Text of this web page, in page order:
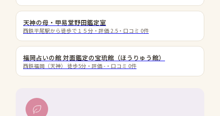
天神の母・甲易堂野田鑑定室
西鉄平尾駅から徒歩で１５分 ・評価 2.5 ・口コミ 0件
福岡占いの館 対面鑑定の宝琉館（ほうりゅう館）
西鉄福岡（天神） 徒歩5分 ・評価 - ・口コミ 0件